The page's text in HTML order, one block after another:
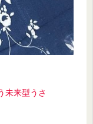
未来型うさ